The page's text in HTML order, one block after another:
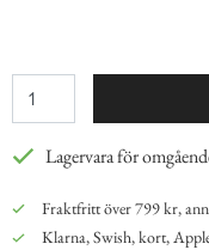
Lagervara för
Fraktfritt över 799 kr,
Klarna, Swish, kort,